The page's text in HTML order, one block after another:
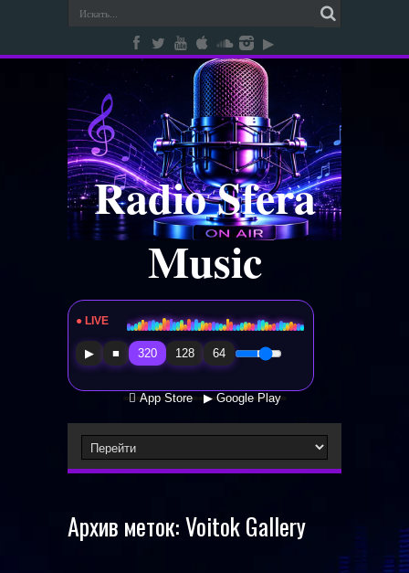
Radio Sfera
Music
● LIVE Radio Sfera Music
▶ ■ 320 128 64
 App Store ▶ Google Play
Архив меток:Voitok Gallery